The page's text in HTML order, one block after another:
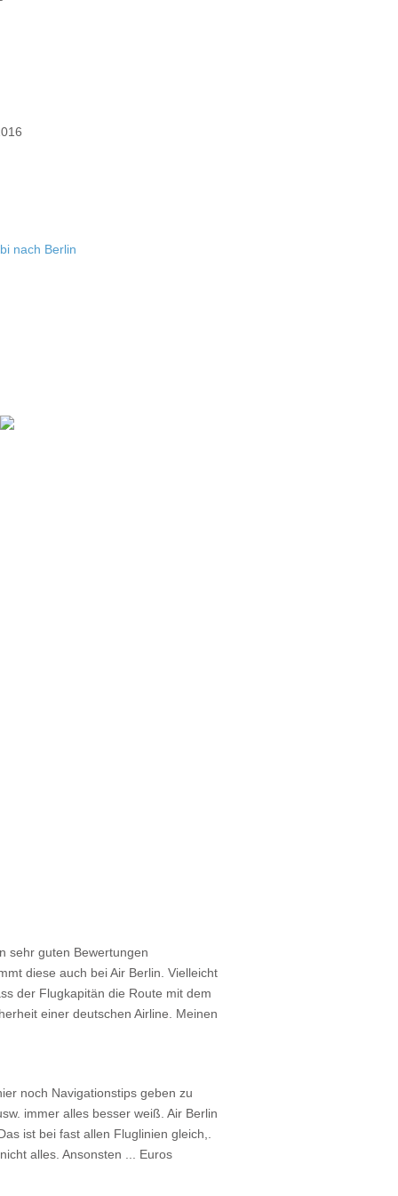
nach Berlin
sehr guten Bewertungen
diese auch bei Air Berlin. Vielleicht
der Flugkapitän die Route mit dem
einer deutschen Airline. Meinen
noch Navigationstips geben zu
immer alles besser weiß. Air Berlin
ist bei fast allen Fluglinien gleich,.
alles. Ansonsten ... Euros